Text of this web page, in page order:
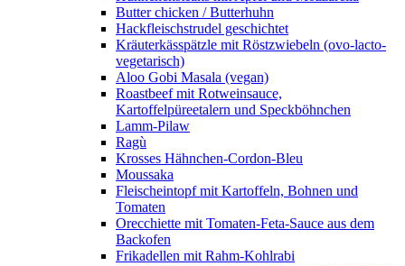
Butter chicken / Butterhuhn
Hackfleischstrudel geschichtet
Kräuterkässpätzle mit Röstzwiebeln (ovo-lacto-
vegetarisch)
Aloo Gobi Masala (vegan)
Roastbeef mit Rotweinsauce,
Kartoffelpüreetalern und Speckböhnchen
Lamm-Pilaw
Ragù
Krosses Hähnchen-Cordon-Bleu
Moussaka
Fleischeintopf mit Kartoffeln, Bohnen und
Tomaten
Orecchiette mit Tomaten-Feta-Sauce aus dem
Backofen
Frikadellen mit Rahm-Kohlrabi